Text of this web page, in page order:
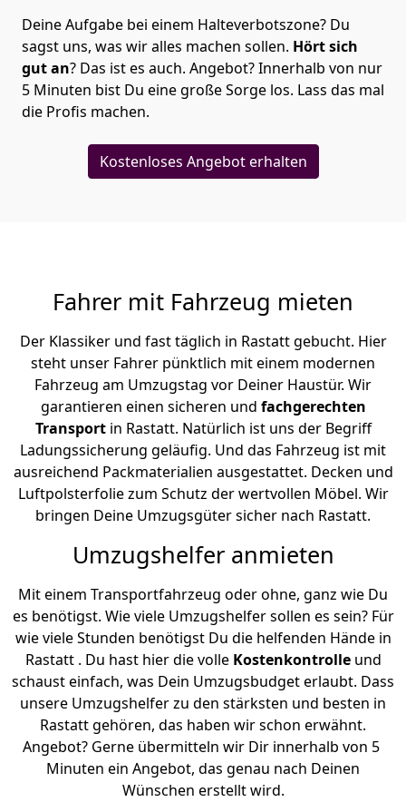
Deine Aufgabe bei einem Halteverbotszone? Du
sagst uns, was wir alles machen sollen. Hört sich
gut an? Das ist es auch. Angebot? Innerhalb von nur
5 Minuten bist Du eine große Sorge los. Lass das mal
die Profis machen.
Kostenloses Angebot erhalten
Fahrer mit Fahrzeug mieten
Der Klassiker und fast täglich in Rastatt gebucht. Hier
steht unser Fahrer pünktlich mit einem modernen
Fahrzeug am Umzugstag vor Deiner Haustür. Wir
garantieren einen sicheren und fachgerechten
Transportin Rastatt. Natürlich ist uns der Begriff
Ladungssicherung geläufig. Und das Fahrzeug ist mit
ausreichend Packmaterialien ausgestattet. Decken und
Luftpolsterfolie zum Schutz der wertvollen Möbel. Wir
bringen Deine Umzugsgüter sicher nach Rastatt.
Umzugshelfer anmieten
Mit einem Transportfahrzeug oder ohne, ganz wie Du
es benötigst. Wie viele Umzugshelfer sollen es sein? Für
wie viele Stunden benötigst Du die helfenden Hände in
Rastatt . Du hast hier die volle Kostenkontrolleund
schaust einfach, was Dein Umzugsbudget erlaubt. Dass
unsere Umzugshelfer zu den stärksten und besten in
Rastatt gehören, das haben wir schon erwähnt.
Angebot? Gerne übermitteln wir Dir innerhalb von 5
Minuten ein Angebot, das genau nach Deinen
Wünschen erstellt wird.